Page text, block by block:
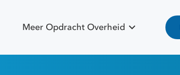
Meer Opdracht Overheid